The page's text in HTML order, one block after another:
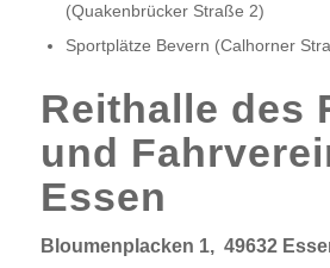
(Quakenbrücker Straße 2)
Sportplätze Bevern (Calhorner
Reithalle des
und
Essen
Bloumenplacken 1, 49632